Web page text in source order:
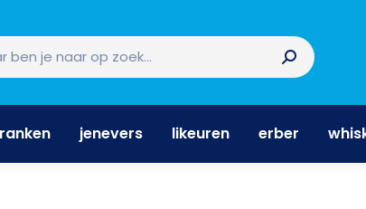
jenevers likeuren erber